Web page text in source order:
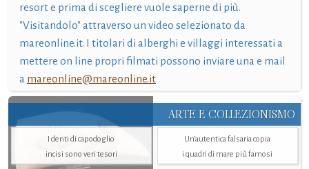
resort e prima di scegliere vuole saperne di più.
"Visitandolo" attraverso un video selezionato da
mareonline.it. I titolari di alberghi e villaggi interessati a
mettere on line propri filmati possono inviare una e mail
a mareonline@mareonline.it
ARTE E COLLEZIONISMO
I denti di capodoglio
incisi sono veri tesori
Un’autentica falsaria copia
i quadri di mare più famosi